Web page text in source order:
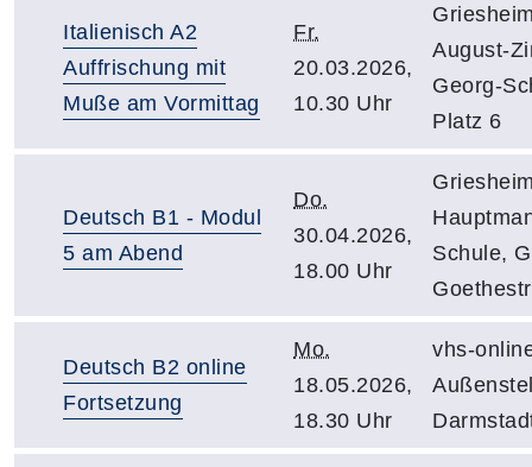
Italienisch A2
Auffrischung mit
Muße am Vormittag
Fr.
20.03.2026,
10.30 Uhr
August-
Georg-
Platz 6
Deutsch B1 - Modul
5 am Abend
Do.
30.04.2026,
18.00 Uhr
Schule,
Deutsch B2 online
Fortsetzung
Mo.
18.05.2026,
18.30 Uhr
vhs-